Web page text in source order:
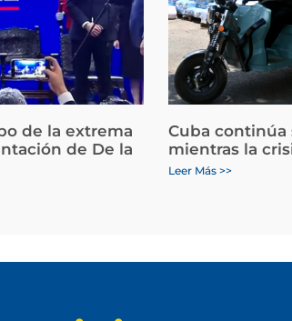
de la extrema
de De la
Cuba continúa
mientras la
Leer Más >>